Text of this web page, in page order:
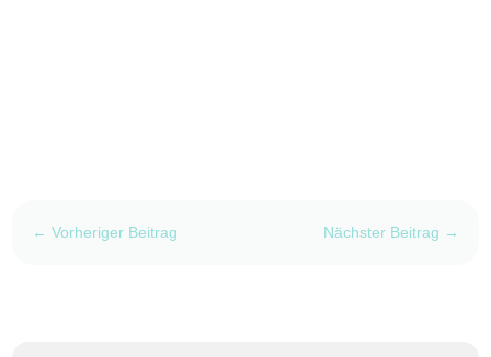
←Vorheriger Beitrag Nächster Beitrag →